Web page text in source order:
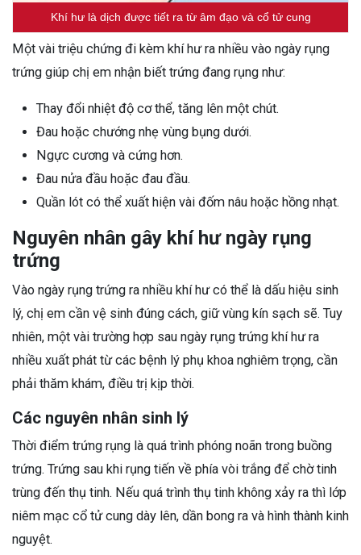
Khí hư là dịch được tiết ra từ âm đạo và cổ tử cung
Một vài triệu chứng đi kèm khí hư ra nhiều vào ngày rụng
trứng giúp chị em nhận biết trứng đang rụng như:
Thay đổi nhiệt độ cơ thể, tăng lên một chút.
Đau hoặc chướng nhẹ vùng bụng dưới.
Ngực cương và cứng hơn.
Đau nửa đầu hoặc đau đầu.
Quần lót có thể xuất hiện vài đốm nâu hoặc hồng nhạt.
Nguyên nhân gây khí hư ngày rụng
trứng
Vào ngày rụng trứng ra nhiều khí hư có thể là dấu hiệu sinh
lý, chị em cần vệ sinh đúng cách, giữ vùng kín sạch sẽ. Tuy
nhiên, một vài trường hợp sau ngày rụng trứng khí hư ra
nhiều xuất phát từ các bệnh lý phụ khoa nghiêm trọng, cần
phải thăm khám, điều trị kịp thời.
Các nguyên nhân sinh lý
Thời điểm trứng rụng là quá trình phóng noãn trong buồng
trứng. Trứng sau khi rụng tiến về phía vòi trắng để chờ tinh
trùng đến thụ tinh. Nếu quá trình thụ tinh không xảy ra thì lớp
niêm mạc cổ tử cung dày lên, dần bong ra và hình thành kinh
nguyệt.